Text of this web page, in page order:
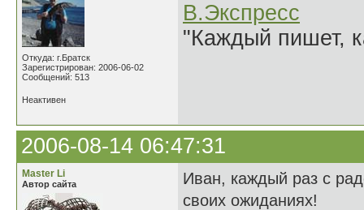
Откуда: г.Братск
Зарегистрирован: 2006-06-02
Сообщений: 513
В.Экспресс
"Каждый пишет,
Неактивен
2006-08-14 06:47:31
Master Li
Автор сайта
Иван, каждый раз с
своих ожиданиях!